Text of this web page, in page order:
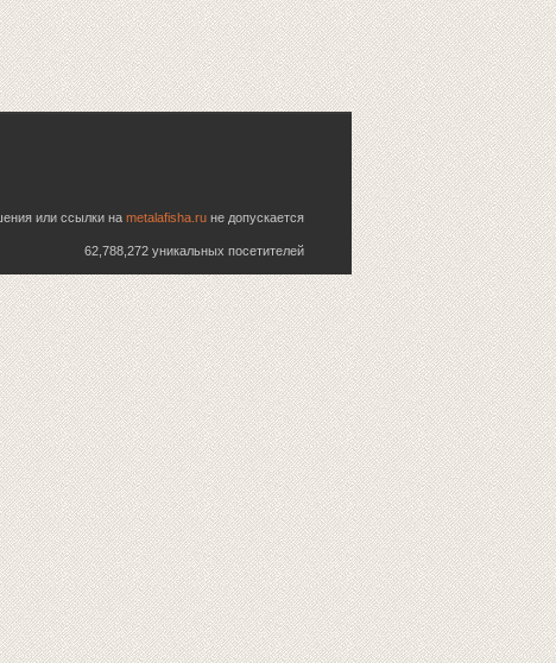
или ссылки на metalafisha.ru не допускается
62,788,272 уникальных посетителей